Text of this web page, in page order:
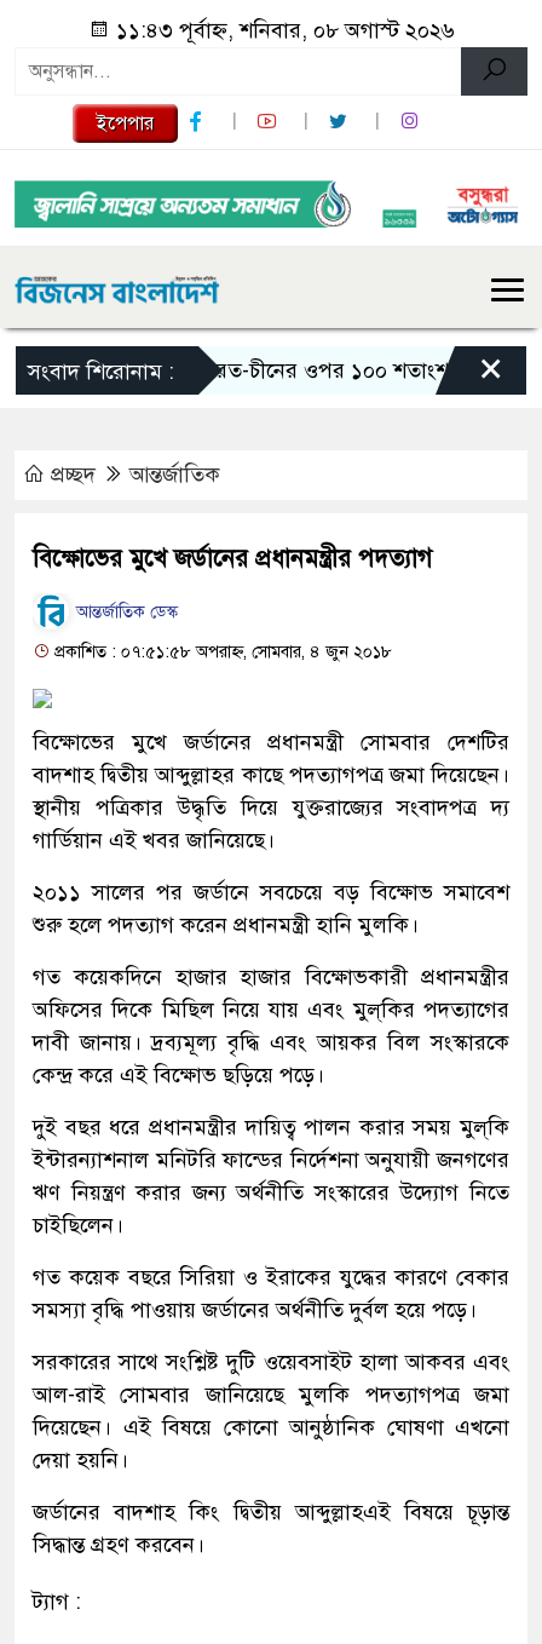
১১:৪৩ পূর্বাহ্ন, শনিবার, ০৮ অগাস্ট ২০২৬
ইপেপার
সংবাদ শিরোনাম :ভারত-চীনের ওপর ১০০ শতাংশ শুল্ক আরোপের বিল
×
প্রচ্ছদ আন্তর্জাতিক
বিক্ষোভের মুখে জর্ডানের প্রধানমন্ত্রীর পদত্যাগ
আন্তর্জাতিক ডেস্ক
প্রকাশিত : ০৭:৫১:৫৮ অপরাহ্ন, সোমবার, ৪ জুন ২০১৮
বিক্ষোভের মুখে জর্ডানের প্রধানমন্ত্রী সোমবার দেশটির
বাদশাহ দ্বিতীয় আব্দুল্লাহর কাছে পদত্যাগপত্র জমা দিয়েছেন।
স্থানীয় পত্রিকার উদ্ধৃতি দিয়ে যুক্তরাজ্যের সংবাদপত্র দ্য
গার্ডিয়ান এই খবর জানিয়েছে।
২০১১ সালের পর জর্ডানে সবচেয়ে বড় বিক্ষোভ সমাবেশ
শুরু হলে পদত্যাগ করেন প্রধানমন্ত্রী হানি মুলকি।
গত কয়েকদিনে হাজার হাজার বিক্ষোভকারী প্রধানমন্ত্রীর
অফিসের দিকে মিছিল নিয়ে যায় এবং মুল্‌কির পদত্যাগের
দাবী জানায়। দ্রব্যমূল্য বৃদ্ধি এবং আয়কর বিল সংস্কারকে
কেন্দ্র করে এই বিক্ষোভ ছড়িয়ে পড়ে।
দুই বছর ধরে প্রধানমন্ত্রীর দায়িত্ব পালন করার সময় মুল্‌কি
ইন্টারন্যাশনাল মনিটরি ফান্ডের নির্দেশনা অনুযায়ী জনগণের
ঋণ নিয়ন্ত্রণ করার জন্য অর্থনীতি সংস্কারের উদ্যোগ নিতে
চাইছিলেন।
গত কয়েক বছরে সিরিয়া ও ইরাকের যুদ্ধের কারণে বেকার
সমস্যা বৃদ্ধি পাওয়ায় জর্ডানের অর্থনীতি দুর্বল হয়ে পড়ে।
সরকারের সাথে সংশ্লিষ্ট দুটি ওয়েবসাইট হালা আকবর এবং
আল-রাই সোমবার জানিয়েছে মুলকি পদত্যাগপত্র জমা
দিয়েছেন। এই বিষয়ে কোনো আনুষ্ঠানিক ঘোষণা এখনো
দেয়া হয়নি।
জর্ডানের বাদশাহ কিং দ্বিতীয় আব্দুল্লাহএই বিষয়ে চূড়ান্ত
সিদ্ধান্ত গ্রহণ করবেন।
ট্যাগ :